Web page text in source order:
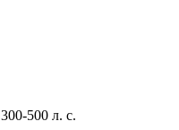
300-500 л. с.